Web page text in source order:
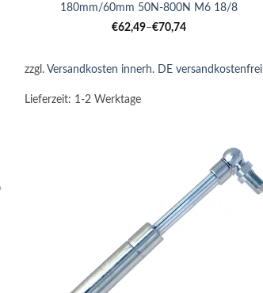
180mm/60mm 50N-800N M6 18/8
€62,49–€70,74
zzgl.Versandkosten innerh. DE versandkostenfrei
Lieferzeit: 1-2 Werktage